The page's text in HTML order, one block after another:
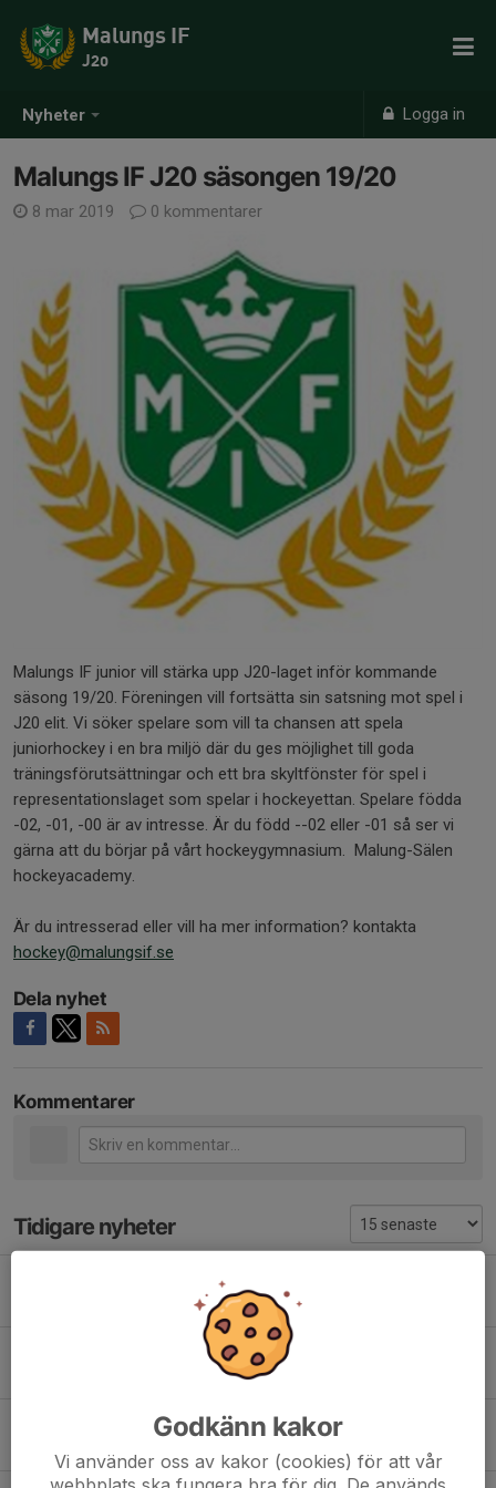
Nyheter Logga in
Malungs IF
J20
Malungs IF J20 säsongen 19/20
8 mar 2019 0 kommentarer
Malungs IF junior vill stärka upp J20-laget inför kommande
säsong 19/20. Föreningen vill fortsätta sin satsning mot spel i
J20 elit. Vi söker spelare som vill ta chansen att spela
juniorhockey i en bra miljö där du ges möjlighet till goda
träningsförutsättningar och ett bra skyltfönster för spel i
representationslaget som spelar i hockeyettan. Spelare födda
-02, -01, -00 är av intresse. Är du född --02 eller -01 så ser vi
gärna att du börjar på vårt hockeygymnasium. Malung-Sälen
hockeyacademy.
Är du intresserad eller vill ha mer information? kontakta
hockey@malungsif.se
Dela nyhet
Kommentarer
Tidigare nyheter
Försäsongen har startat.
0
Träningsmatcherna avslutade
Introvecka 23/24Godkänn kakor
Vi använder oss av kakor (cookies) för att vår